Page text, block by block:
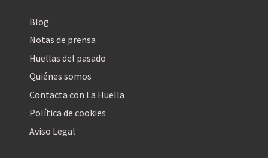
Blog
Notas de prensa
Huellas del pasado
Quiénes somos
Contacta con La Huella
Política de cookies
Aviso Legal